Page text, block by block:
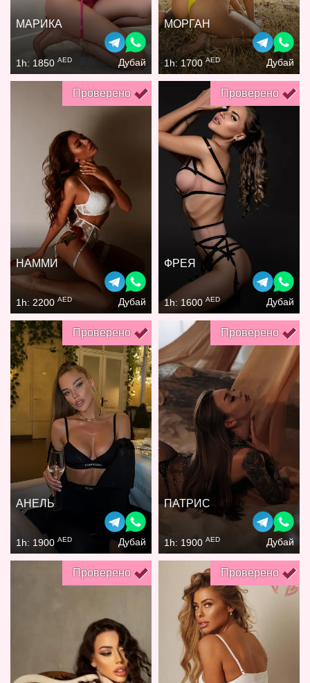
МАРИКА
1h: 1850 AED Дубай
МОРГАН
1h: 1700AED Дубай
Проверено
НАММИ
1h: 2200 AED Дубай
Проверено
ФРЕЯ
1h: 1600 AED Дубай
Проверено
АНЕЛЬ
1h: 1900 AED Дубай
Проверено
ПАТРИС
1h: 1900 AED Дубай
Проверено Проверено